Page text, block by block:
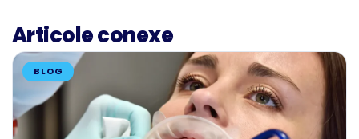
Articole conexe
BLOG